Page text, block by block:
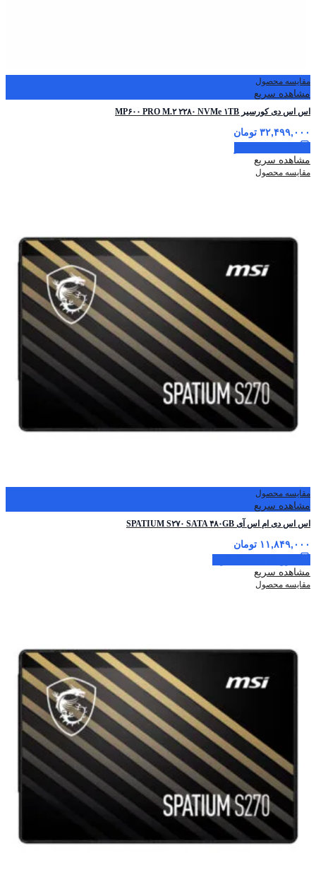
مقایسه محصول
مشاهده سریع
اس اس دی کورسیر MP۶۰۰ PRO M.۲ ۲۲۸۰ NVMe ۱TB
۳۲,۴۹۹,۰۰۰ تومان
مشاهده سریع
مقایسه محصول
مقایسه محصول
مشاهده سریع
اس اس دی ام اس آی SPATIUM S۲۷۰ SATA ۴۸۰GB
۱۱,۸۴۹,۰۰۰ تومان
مشاهده سریع
مقایسه محصول